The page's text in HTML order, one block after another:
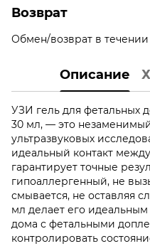
Возврат
Обмен/возврат в течении
Описание
УЗИ гель для фетальных
30 мл, — это
ультразвуковых
идеальный контакт
гарантирует точные
гипоаллергенный, не
смывается, не оставляя
мл делает его
дома с фетальными
контролировать